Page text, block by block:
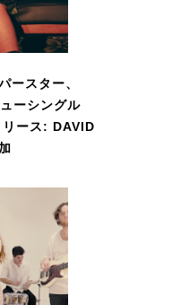
ースター、
ーシングル
リース: DAVID